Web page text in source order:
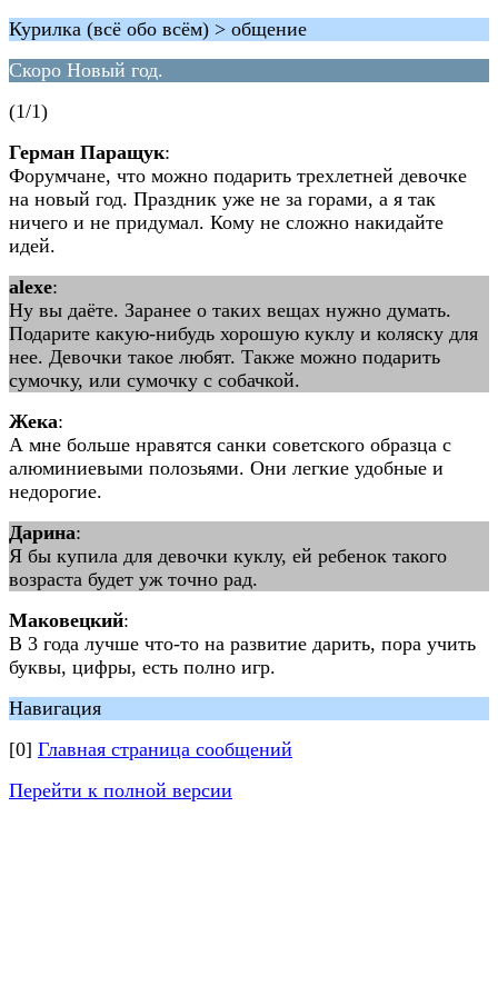
Курилка (всё обо всём) > общение
Скоро Новый год.
(1/1)
Герман Паращук:
Форумчане, что можно подарить трехлетней девочке
на новый год. Праздник уже не за горами, а я так
ничего и не придумал. Кому не сложно накидайте
идей.
alexe:
Ну вы даёте. Заранее о таких вещах нужно думать.
Подарите какую-нибудь хорошую куклу и коляску для
нее. Девочки такое любят. Также можно подарить
сумочку, или сумочку с собачкой.
Жека:
А мне больше нравятся санки советского образца с
алюминиевыми полозьями. Они легкие удобные и
недорогие.
Дарина:
Я бы купила для девочки куклу, ей ребенок такого
возраста будет уж точно рад.
Маковецкий:
В 3 года лучше что-то на развитие дарить, пора учить
буквы, цифры, есть полно игр.
Навигация
[0] Главная страница сообщений
Перейти к полной версии